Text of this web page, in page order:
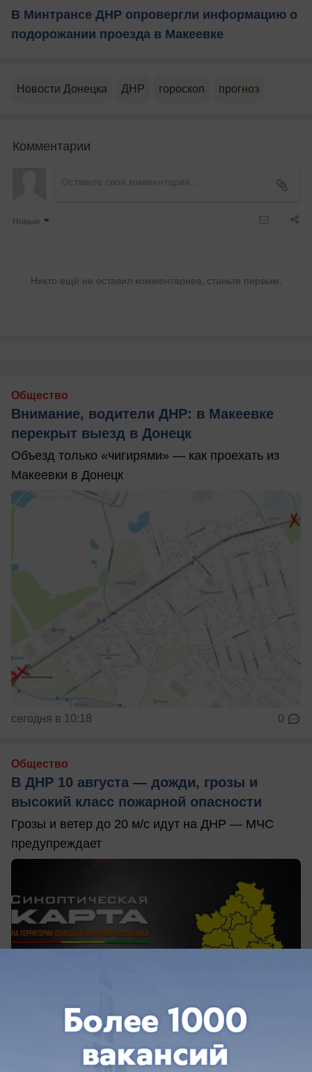
В Минтрансе ДНР опровергли информацию о
подорожании проезда в Макеевке
Новости Донецка ДНР гороскоп прогноз
Комментарии
Новые
Никто ещё не оставил комментариев, станьте первым.
Общество
Внимание, водители ДНР: в Макеевке
перекрыт выезд в Донецк
Объезд только «чигирями» — как проехать из
Макеевки в Донецк
сегодня в 10:18 0
Общество
В ДНР 10 августа — дожди, грозы и
высокий класс пожарной опасности
Грозы и ветер до 20 м/с идут на ДНР — МЧС
предупреждает